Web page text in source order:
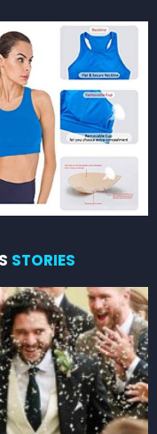
STORIES